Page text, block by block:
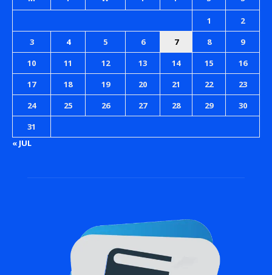
1
2
3
4 5 6 7 8
9
10
11 12 13 14 15
16
17
18 19 20 21 22
23
24
25 26 27 28 29
30
31
« JUL